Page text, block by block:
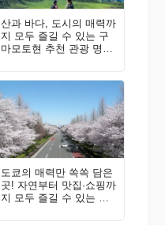
산과 바다, 도시의 매력까
지 모두 즐길 수 있는 구
마모토현 추천 관광 명소
도쿄의 매력만 쏙쏙 담은
곳! 자연부터 맛집·쇼핑까
지 모두 즐길 수 있는 구